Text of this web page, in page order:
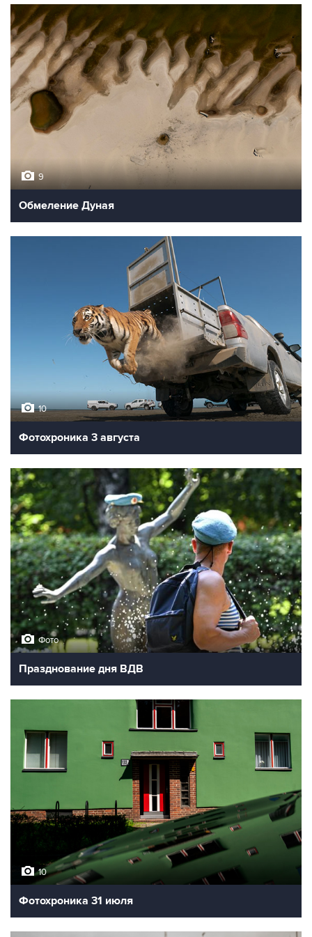
9
Обмеление Дуная
10
Фотохроника 3 августа
Фото
Празднование дня ВДВ
10
Фотохроника 31 июля